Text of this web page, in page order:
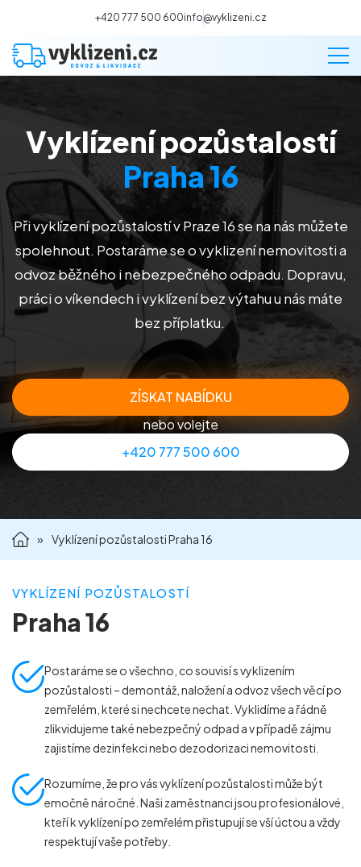
+420 777 500 600info@vyklizeni.cz
Vyklízení
Stěhování
Malování
Deratizace a dezinsekce
Příprava nemovitostí na prodej
Reference
Vyklízení pozůstalostí
Praha 16
Při vyklízení pozůstalostív Praze 16se na nás můžete
spolehnout. Postaráme se o vyklizení nemovitosti a
odvoz běžného i nebezpečného odpadu. Dopravu,
práci o víkendech i vyklízení bez výtahu u nás máte
bez příplatku.
ZÍSKAT NABÍDKU
nebo volejte
+420 777 500 600
» Vyklízení pozůstalosti Praha 16
VYKLÍZENÍ POZŮSTALOSTÍ
Praha 16
Postaráme se o všechno, co souvisí s vyklizením
pozůstalosti – demontáž, naložení a odvoz všech věcí po
zemřelém, které si nechcete nechat. Vyklidíme a řádně
zlikvidujeme také nebezpečný odpad a v případě zájmu
zajistíme dezinfekci nebo dezodorizaci nemovitosti.
Rozumíme, že pro vás vyklízení pozůstalosti může být
emočně náročné. Naši zaměstnanci jsou profesionálové,
kteří k vyklízení po zemřelém přistupují se vší úctou a vždy
respektují vaše potřeby.